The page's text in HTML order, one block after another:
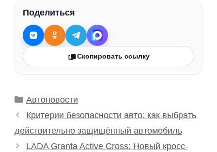
Поделиться
Скопировать ссылку
Рубрики
Автоновости
Критерии безопасности авто: как выбрать
действительно защищённый автомобиль
LADA Granta Active Cross: Новый кросс-